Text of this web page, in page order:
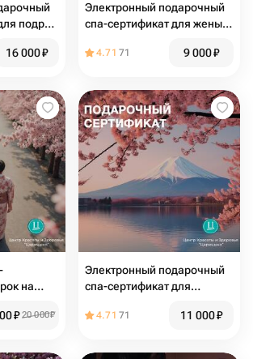
подруг
16 000₽
Электронный подарочный
спа-сертификат для жены
Клеопатры»
4.71 71 9 000₽
на
₽ 20 000₽
Электронный подарочный
спа-сертификат для
4.71 71 11 000₽